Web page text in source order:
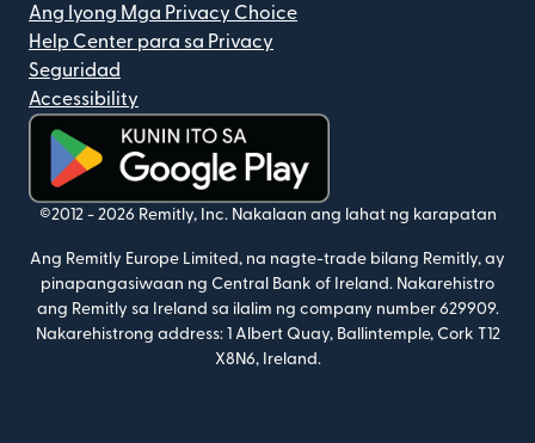
Ang Iyong Mga Privacy Choice
Help Center para sa Privacy
Seguridad
Accessibility
(bubukas sa bagong window)
©2012 - 2026 Remitly, Inc. Nakalaan ang lahat ng karapatan
Ang Remitly Europe Limited, na nagte-trade bilang Remitly, ay
pinapangasiwaan ng Central Bank of Ireland. Nakarehistro
ang Remitly sa Ireland sa ilalim ng company number 629909.
Nakarehistrong address: 1 Albert Quay, Ballintemple, Cork T12
X8N6, Ireland.